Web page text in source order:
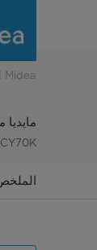
Midea الصفحة الرئيسية
مايديا